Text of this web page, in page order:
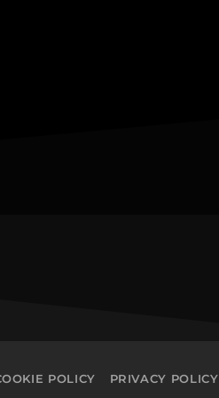
POLICY PRIVACY POLICY